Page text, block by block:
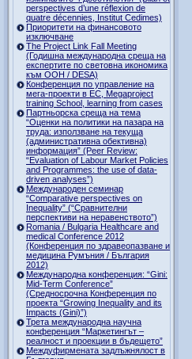
perspectives d’une réflexion de
quatre décennies, Institut Cedimes)
Приоритети на финансовото
изключване
The Project Link Fall Meeting
(Годишна международна среща на
експертите по световна икономика
към ООН / DESA)
Конференция по управление на
мега-проекти в ЕС, Megaproject
training School, learning from cases
Партньорска среща на тема
“Оценки на политики на пазара на
труда: използване на текуща
(административна обективна)
информация” (Peer Review:
“Evaluation of Labour Market Policies
and Programmes: the use of data-
driven analyses”)
Международен семинар
“Comparative perspectives on
Inequality” (“Сравнителни
перспективи на неравенството”)
Romania / Bulgaria Healthcare and
medical Conference 2012
(Конференция по здравеопазване и
медицина Румъния / България
2012)
Международна конференция: “Gini:
Mid-Term Conference”
(Средносрочна Конференция по
проекта “Growing Inequality and its
Impacts (Gini)”)
Трета международна научна
конференция “Маркетингът –
реалност и проекции в бъдещето”
Междуфирмената задлъжнялост в